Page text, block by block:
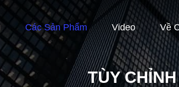
Các Sản Phẩm Video Về
TÙY